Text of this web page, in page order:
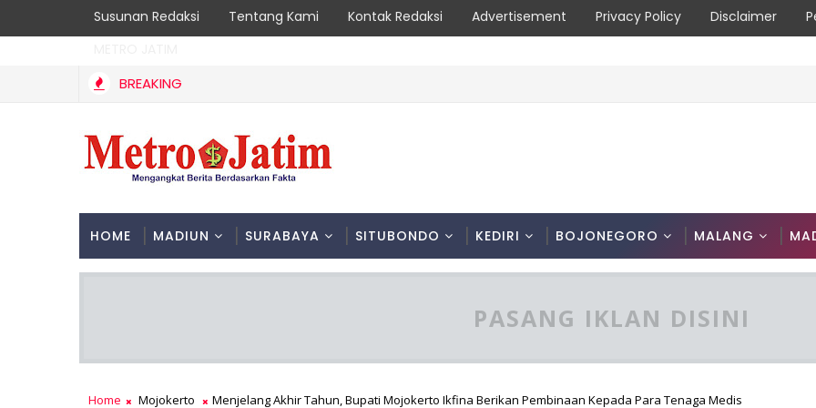
Susunan Redaksi Tentang Kami Kontak Redaksi Advertisement Privacy Policy Disclaimer
BREAKING
HOME MADIUN SURABAYA SITUBONDO KEDIRI BOJONEGORO MALANG
PASANG IKLAN DISINI
Home Mojokerto Menjelang Akhir Tahun, Bupati Mojokerto Ikfina Berikan Pembinaan Kepada Para Tenaga Medis